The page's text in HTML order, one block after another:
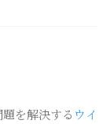
を解決する ウイ